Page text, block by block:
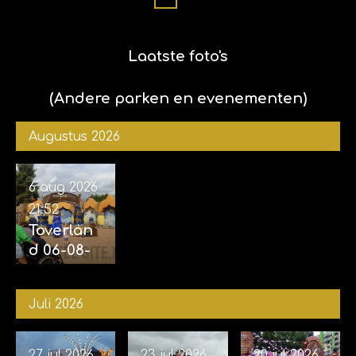
Sophie)
Sophie)
Laatste foto's
(Andere parken en evenementen)
Augustus 2026
Toverlan
d 06-08-
6 aug 2026
21:52
Juli 2026